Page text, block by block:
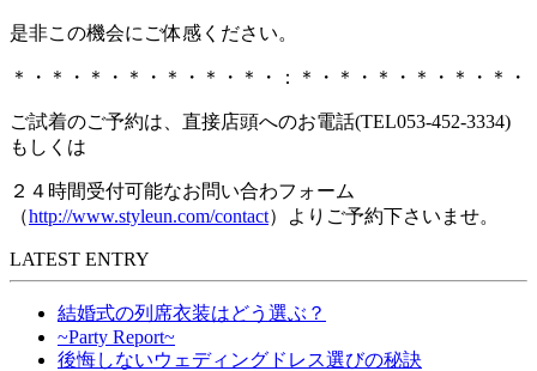
是非この機会にご体感ください。
＊・＊・＊・＊・＊・＊・＊・：＊・＊・＊・＊・＊・＊・
ご試着のご予約は、直接店頭へのお電話(TEL053‐452‐3334)
もしくは
２４時間受付可能なお問い合わフォーム
（http://www.styleun.com/contact）よりご予約下さいませ。
LATEST ENTRY
結婚式の列席衣装はどう選ぶ？
~Party Report~
後悔しないウェディングドレス選びの秘訣